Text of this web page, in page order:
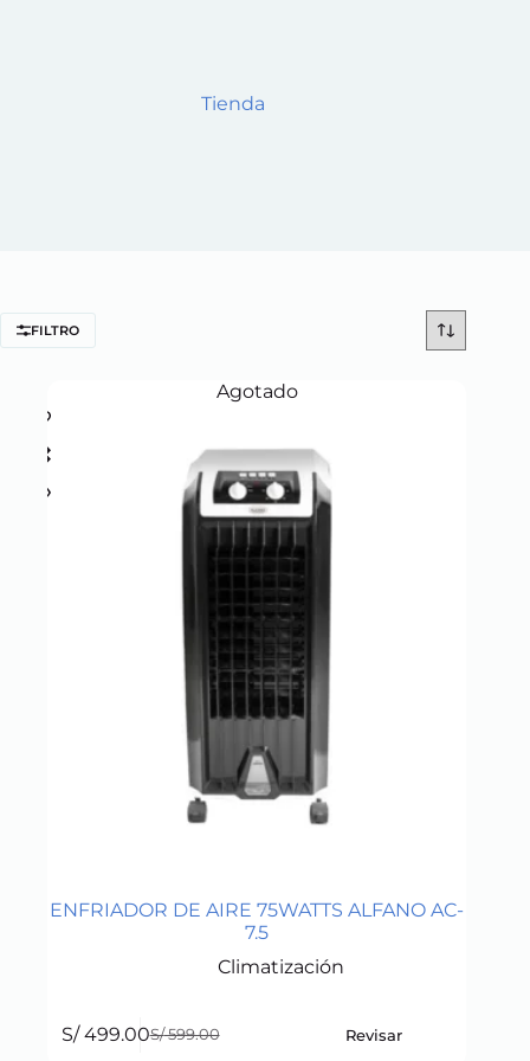
Tienda
FILTRO
Agotado
ENFRIADOR DE AIRE 75WATTS ALFANO AC-
7.5
Climatización
S/599.00
Original
S/499.00Current
Revisar